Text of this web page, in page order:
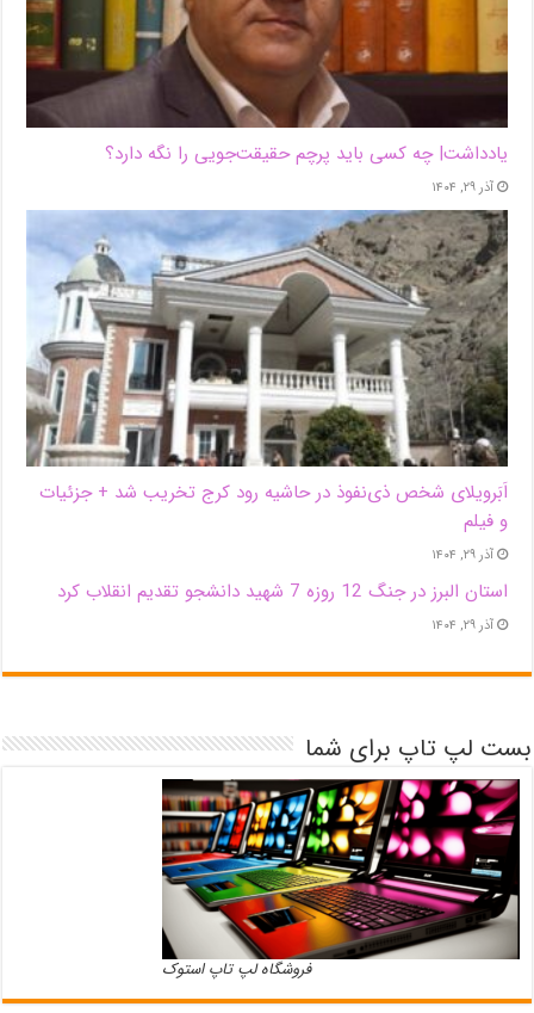
یادداشت| ‌چه کسی باید پرچم حقیقت‌جویی را نگه دارد؟
آذر ۲۹, ۱۴۰۴
اَبَر‌ویلای شخص ذی‌نفوذ در حاشیه‌ رود کرج تخریب شد + جزئیات
و فیلم
آذر ۲۹, ۱۴۰۴
استان البرز در جنگ 12 روزه 7 شهید دانشجو تقدیم انقلاب کرد
آذر ۲۹, ۱۴۰۴
بست لپ تاپ برای شما
فروشگاه لپ تاپ استوک